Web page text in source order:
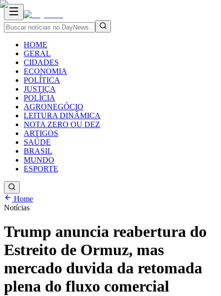
HOME
GERAL
CIDADES
ECONOMIA
POLÍTICA
JUSTIÇA
POLÍCIA
AGRONEGÓCIO
LEITURA DINÂMICA
NOTA ZERO OU DEZ
ARTIGOS
SAÚDE
BRASIL
MUNDO
ESPORTE
Home
Notícias
Trump anuncia reabertura do
Estreito de Ormuz, mas
mercado duvida da retomada
plena do fluxo comercial